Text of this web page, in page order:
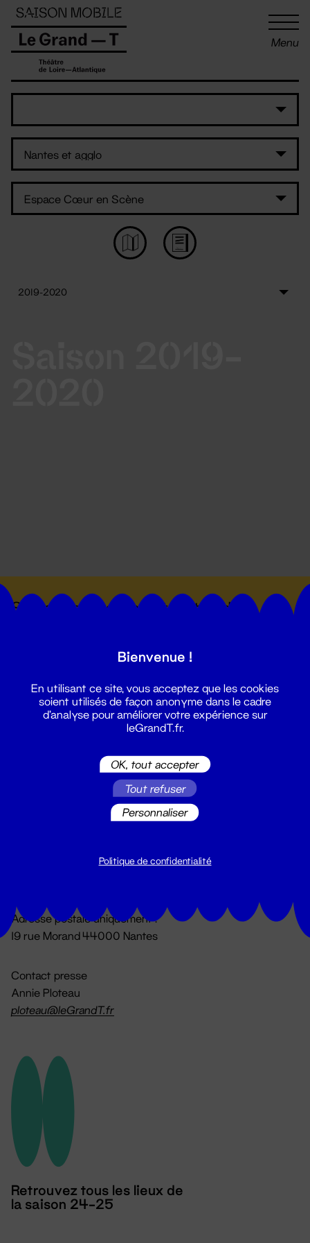
Menu
Suivez toutes les actualités du
Du lundi au vendredi 14h → 18h
Adresse postale uniquement :
19 rue Morand 44000 Nantes
Contact presse
Annie Ploteau
ploteau@leGrandT.fr
Retrouvez tous les lieux de
la saison 24-25
Panneau de gestion des cookies
Bienvenue !
En utilisant ce site, vous acceptez que les cookies
soient utilisés de façon anonyme dans le cadre
d'analyse pour améliorer votre expérience sur
leGrandT.fr.
OK, tout accepter
Tout refuser
Personnaliser
Politique de confidentialité